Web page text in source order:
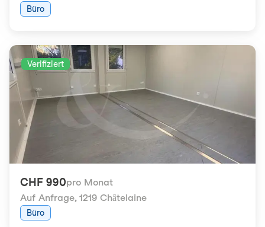
Büro
Verifiziert
CHF 990pro Monat
Auf Anfrage, 1219 Châtelaine
Büro